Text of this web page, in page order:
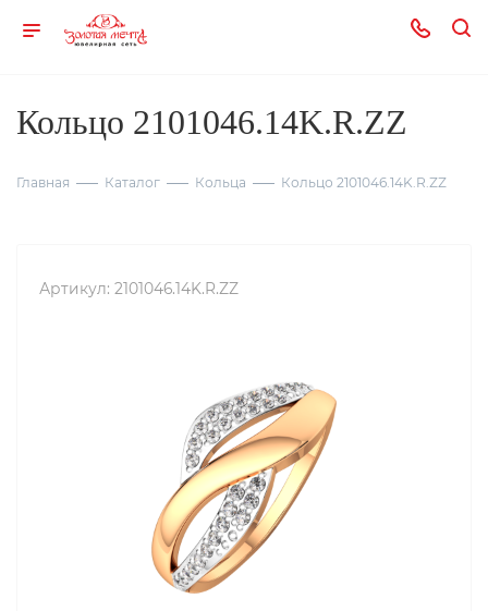
Кольцо 2101046.14K.R.ZZ
Главная Каталог Кольца Кольцо 2101046.14K.R.ZZ
Артикул: 2101046.14K.R.ZZ